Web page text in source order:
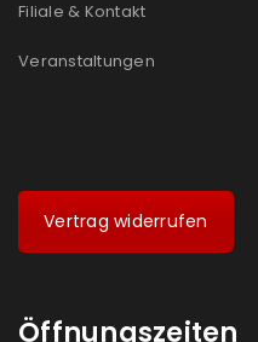
Filiale & Kontakt
Veranstaltungen
Vertrag widerrufen
Öffnungszeiten